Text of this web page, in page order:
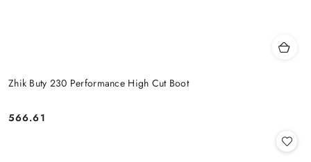
Zhik Buty 230 Performance High Cut Boot
Cena:
566.61